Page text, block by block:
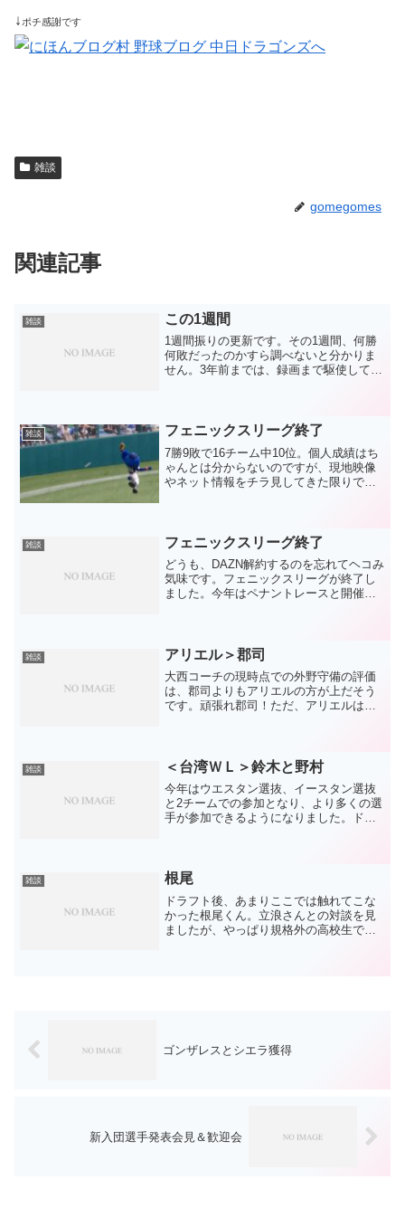
↓ ポチ感謝です
雑談
gomegomes
関連記事
雑談 この1週間
1週間振りの更新です。その1週間、何勝
何敗だったのかすら調べないと分かりま
せん。3年前までは、録画まで駆使してほ
を使いませんね。毎年...
雑談 フェニックスリーグ終了
7勝9敗で16チーム中10位。個人成績はち
ゃんとは分からないのですが、現地映像
やネット情報をチラ見してきた限りで
たのかが気になると...
雑談 フェニックスリーグ終了
どうも、DAZN解約するのを忘れてヘコみ
気味です。フェニックスリーグが終了し
ました。今年はペナントレースと開催が
けなどもあって...
雑談 アリエル＞郡司
大西コーチの現時点での外野守備の評価
は、郡司よりもアリエルの方が上だそう
です。頑張れ郡司！ただ、アリエルは外
を嬉しい驚きとしましょう...
雑談 ＜台湾ＷＬ＞鈴木と野村
今年はウエスタン選抜、イースタン選抜
と2チームでの参加となり、より多くの選
手が参加できるようになりました。ドラ
もありがたい！ドラゴン...
雑談 根尾
ドラフト後、あまりここでは触れてこな
かった根尾くん。立浪さんとの対談を見
ましたが、やっぱり規格外の高校生です
ゴンザレスとシエラ獲得
新入団選手発表会見＆歓迎会